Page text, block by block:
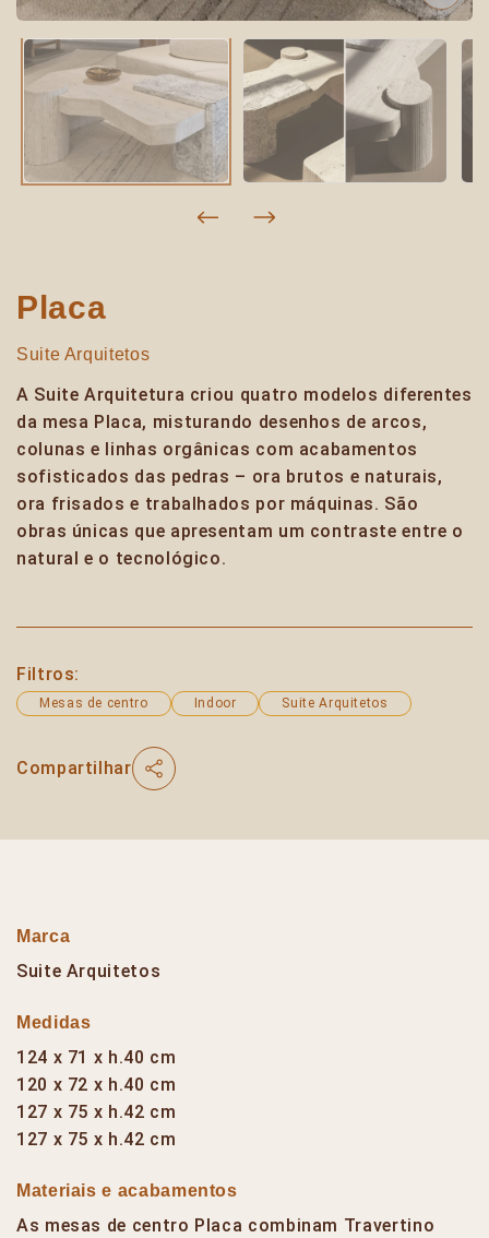
Placa
Suite Arquitetos
A Suite Arquitetura criou quatro modelos diferentes
da mesa Placa, misturando desenhos de arcos,
colunas e linhas orgânicas com acabamentos
sofisticados das pedras – ora brutos e naturais,
ora frisados e trabalhados por máquinas. São
obras únicas que apresentam um contraste entre o
natural e o tecnológico.
Filtros:
Mesas de centro Indoor Suite Arquitetos
Compartilhar
Marca
Suite Arquitetos
Medidas
124 x 71 x h.40 cm
120 x 72 x h.40 cm
127 x 75 x h.42 cm
127 x 75 x h.42 cm
Materiais e acabamentos
As mesas de centro Placa combinam Travertino